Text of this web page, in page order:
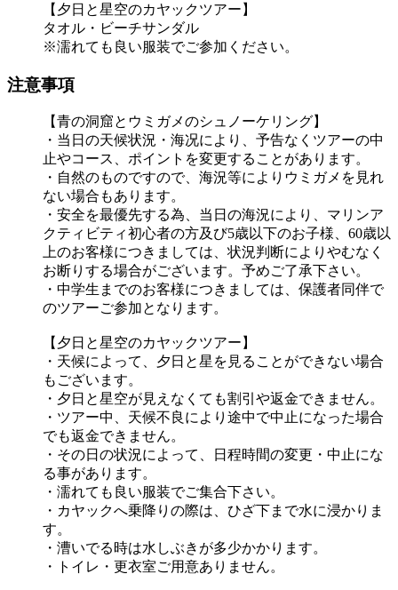
【夕日と星空のカヤックツアー】
タオル・ビーチサンダル
※濡れても良い服装でご参加ください。
注意事項
【青の洞窟とウミガメのシュノーケリング】
・当日の天候状況・海况により、予告なくツアーの中
止やコース、ポイントを変更することがあります。
・自然のものですので、海況等によりウミガメを見れ
ない場合もあります。
・安全を最優先する為、当日の海況により、マリンア
クティビティ初心者の方及び5歳以下のお子様、60歳以
上のお客様につきましては、状況判断によりやむなく
お断りする場合がございます。予めご了承下さい。
・中学生までのお客様につきましては、保護者同伴で
のツアーご参加となります。
【夕日と星空のカヤックツアー】
・天候によって、夕日と星を見ることができない場合
もございます。
・夕日と星空が見えなくても割引や返金できません。
・ツアー中、天候不良により途中で中止になった場合
でも返金できません。
・その日の状況によって、日程時間の変更・中止にな
る事があります。
・濡れても良い服装でご集合下さい。
・カヤックへ乗降りの際は、ひざ下まで水に浸かりま
す。
・漕いでる時は水しぶきが多少かかります。
・トイレ・更衣室ご用意ありません。